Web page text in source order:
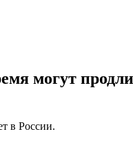
могут
в России.